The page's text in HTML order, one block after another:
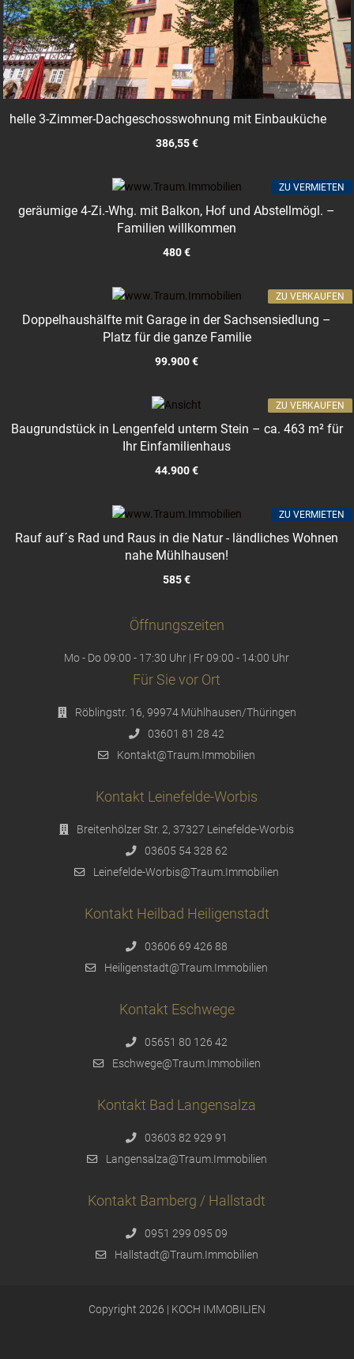
helle 3-Zimmer-Dachgeschosswohnung mit Einbauküche
386,55 €
geräumige 4-Zi.-Whg. mit Balkon, Hof und Abstellmögl. –
Familien willkommen
480 €
ZU VERMIETEN
Doppelhaushälfte mit Garage in der Sachsensiedlung –
Platz für die ganze Familie
99.900 €
ZU VERKAUFEN
Baugrundstück in Lengenfeld unterm Stein – ca. 463 m² für
Ihr Einfamilienhaus
44.900 €
ZU VERKAUFEN
Rauf auf´s Rad und Raus in die Natur - ländliches Wohnen
nahe Mühlhausen!
585 €
ZU VERMIETEN
Öffnungszeiten
Mo - Do 09:00 - 17:30 Uhr | Fr 09:00 - 14:00 Uhr
Für Sie vor Ort
Röblingstr. 16, 99974 Mühlhausen/Thüringen
03601 81 28 42
Kontakt@Traum.Immobilien
Kontakt Leinefelde-Worbis
Breitenhölzer Str. 2, 37327 Leinefelde-Worbis
03605 54 328 62
Leinefelde-Worbis@Traum.Immobilien
Kontakt Heilbad Heiligenstadt
03606 69 426 88
Heiligenstadt@Traum.Immobilien
Kontakt Eschwege
05651 80 126 42
Eschwege@Traum.Immobilien
Kontakt Bad Langensalza
03603 82 929 91
Langensalza@Traum.Immobilien
Kontakt Bamberg / Hallstadt
0951 299 095 09
Hallstadt@Traum.Immobilien
Copyright 2026 | KOCH IMMOBILIEN